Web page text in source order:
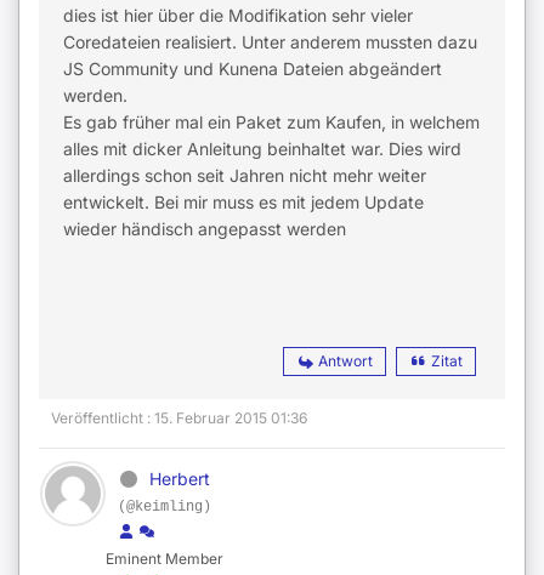
dies ist hier über die Modifikation sehr vieler
Coredateien realisiert. Unter anderem mussten dazu
JS Community und Kunena Dateien abgeändert
werden.
Es gab früher mal ein Paket zum Kaufen, in welchem
alles mit dicker Anleitung beinhaltet war. Dies wird
allerdings schon seit Jahren nicht mehr weiter
entwickelt. Bei mir muss es mit jedem Update
wieder händisch angepasst werden
Antwort Zitat
Veröffentlicht : 15. Februar 2015 01:36
Herbert
(@keimling)
Eminent Member